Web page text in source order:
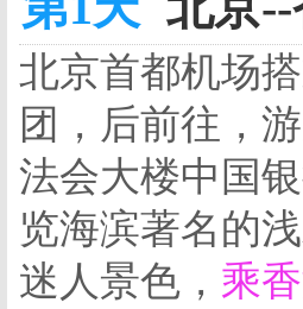
北京首都机场
团，后前往，
法会大楼中国
览海滨著名的
迷人景色， 乘